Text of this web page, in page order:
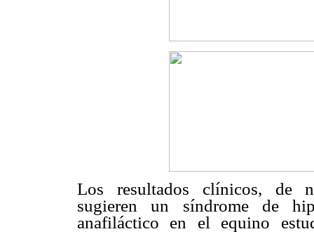
Los resultados clínicos, de
sugieren un síndrome de
anafiláctico en el equino